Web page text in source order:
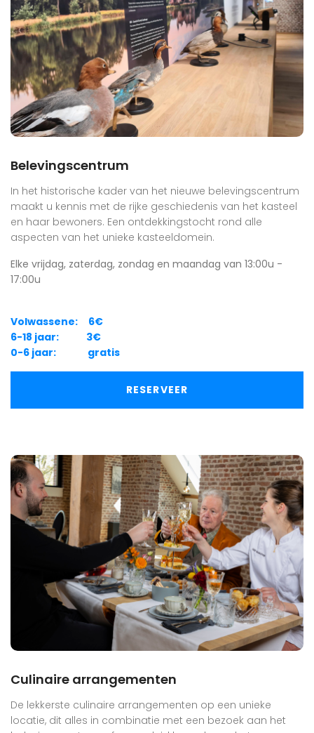
Belevingscentrum
In het historische kader van het nieuwe belevingscentrum
maakt u kennis met de rijke geschiedenis van het kasteel
en haar bewoners. Een ontdekkingstocht rond alle
aspecten van het unieke kasteeldomein.
Elke vrijdag, zaterdag, zondag en maandag van 13:00u -
17:00u
Volwassene: 6€
6-18 jaar: 3€
0-6 jaar: gratis
RESERVEER
Culinaire arrangementen
De lekkerste culinaire arrangementen op een unieke
locatie, dit alles in combinatie met een bezoek aan het